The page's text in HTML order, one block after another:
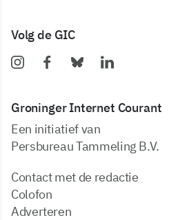
Volg de GIC
Groninger Internet Courant
Een initiatief van
Persbureau Tammeling B.V.
Contact met de redactie
Colofon
Adverteren